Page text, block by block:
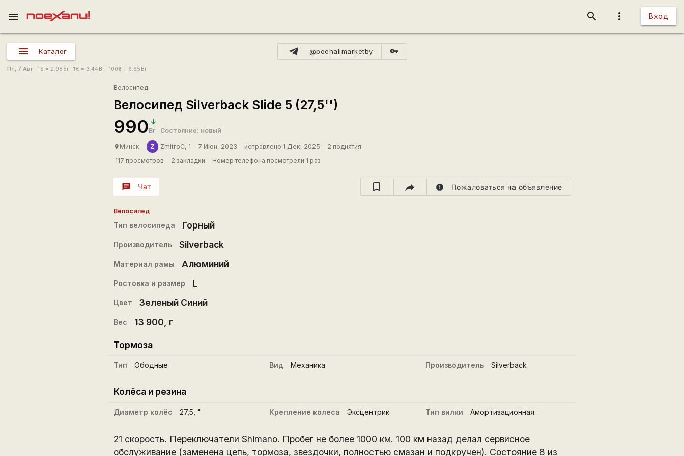
more_vert Вход
search
menu
Каталог @poehalimarketby vpn_key
Пт, 7 Авг 1 $ = 2.98 Br 1€ = 3.44 Br 100₴ = 6.65 Br
Велосипед
Велосипед Silverback Slide 5 (27,5'')
990Br Состояние: новый
place Минск Z ZmitroC, 1 7 Июн, 2023 исправлено 1 Дек, 2025
2 поднятия
117 просмотров
2 закладки Номер телефона посмотрели 1 раз
chat Чат report Пожаловаться на объявление
Велосипед
Тип велосипеда Горный
Производитель Silverback
Материал рамы Алюминий
Ростовка и размер L
Цвет Зеленый Синий
Вес 13 900 , г
Тормоза
Тип Ободные Вид Механика Производитель Silverback
Колёса и резина
Диаметр колёс 27,5 , " Крепление колеса Эксцентрик Тип вилки Амортизационная
21 скорость. Переключатели Shimano. Пробег не более 1000 км. 100 км назад делал сервисное
обслуживание (заменена цепь, тормоза, звездочки, полностью смазан и подкручен). Состояние 8 из